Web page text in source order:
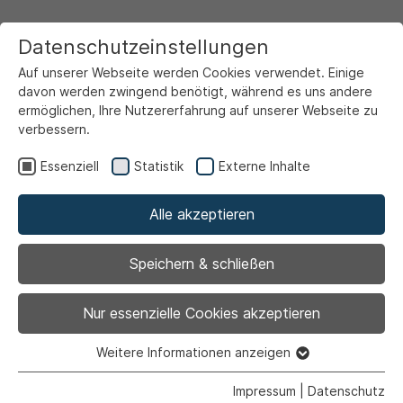
Kanal- und Straßenbau
Haarbachstraße und
Alte Ladestraße
Datenschutzeinstellungen
Auf unserer Webseite werden Cookies verwendet. Einige
davon werden zwingend benötigt, während es uns andere
ermöglichen, Ihre Nutzererfahrung auf unserer Webseite zu
verbessern.
Essenziell Statistik Externe Inhalte
Alle akzeptieren
Speichern & schließen
Nur essenzielle Cookies akzeptieren
Essenzielle Cookies werden für grundlegende Funktionen
Weitere Informationen anzeigen
Impressum Datenschutz